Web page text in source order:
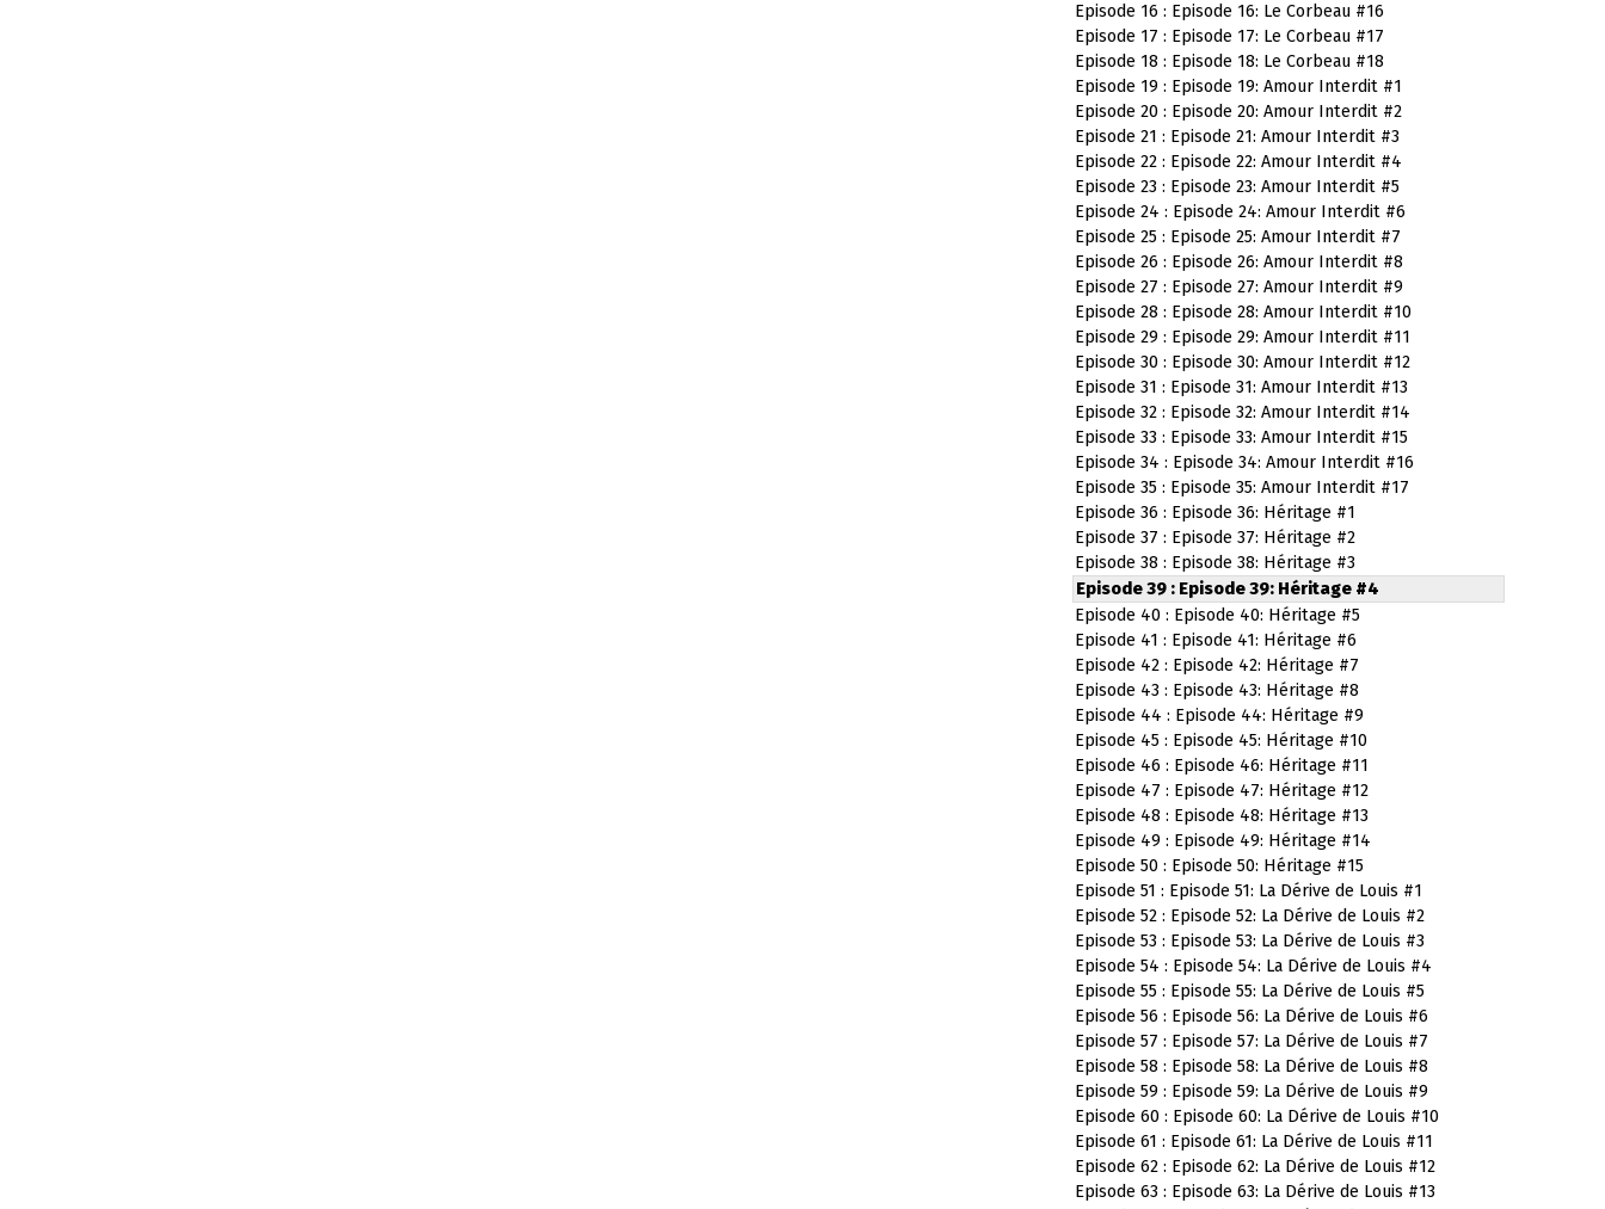
Episode 16 : Episode 16: Le Corbeau #16
Episode 17 : Episode 17: Le Corbeau #17
Episode 18 : Episode 18: Le Corbeau #18
Episode 19 : Episode 19: Amour Interdit #1
Episode 20 : Episode 20: Amour Interdit #2
Episode 21 : Episode 21: Amour Interdit #3
Episode 22 : Episode 22: Amour Interdit #4
Episode 23 : Episode 23: Amour Interdit #5
Episode 24 : Episode 24: Amour Interdit #6
Episode 25 : Episode 25: Amour Interdit #7
Episode 26 : Episode 26: Amour Interdit #8
Episode 27 : Episode 27: Amour Interdit #9
Episode 28 : Episode 28: Amour Interdit #10
Episode 29 : Episode 29: Amour Interdit #11
Episode 30 : Episode 30: Amour Interdit #12
Episode 31 : Episode 31: Amour Interdit #13
Episode 32 : Episode 32: Amour Interdit #14
Episode 33 : Episode 33: Amour Interdit #15
Episode 34 : Episode 34: Amour Interdit #16
Episode 35 : Episode 35: Amour Interdit #17
Episode 36 : Episode 36: Héritage #1
Episode 37 : Episode 37: Héritage #2
Episode 38 : Episode 38: Héritage #3
Episode 39 : Episode 39: Héritage #4
Episode 40 : Episode 40: Héritage #5
Episode 41 : Episode 41: Héritage #6
Episode 42 : Episode 42: Héritage #7
Episode 43 : Episode 43: Héritage #8
Episode 44 : Episode 44: Héritage #9
Episode 45 : Episode 45: Héritage #10
Episode 46 : Episode 46: Héritage #11
Episode 47 : Episode 47: Héritage #12
Episode 48 : Episode 48: Héritage #13
Episode 49 : Episode 49: Héritage #14
Episode 50 : Episode 50: Héritage #15
Episode 51 : Episode 51: La Dérive de Louis #1
Episode 52 : Episode 52: La Dérive de Louis #2
Episode 53 : Episode 53: La Dérive de Louis #3
Episode 54 : Episode 54: La Dérive de Louis #4
Episode 55 : Episode 55: La Dérive de Louis #5
Episode 56 : Episode 56: La Dérive de Louis #6
Episode 57 : Episode 57: La Dérive de Louis #7
Episode 58 : Episode 58: La Dérive de Louis #8
Episode 59 : Episode 59: La Dérive de Louis #9
Episode 60 : Episode 60: La Dérive de Louis #10
Episode 61 : Episode 61: La Dérive de Louis #11
Episode 62 : Episode 62: La Dérive de Louis #12
Episode 63 : Episode 63: La Dérive de Louis #13